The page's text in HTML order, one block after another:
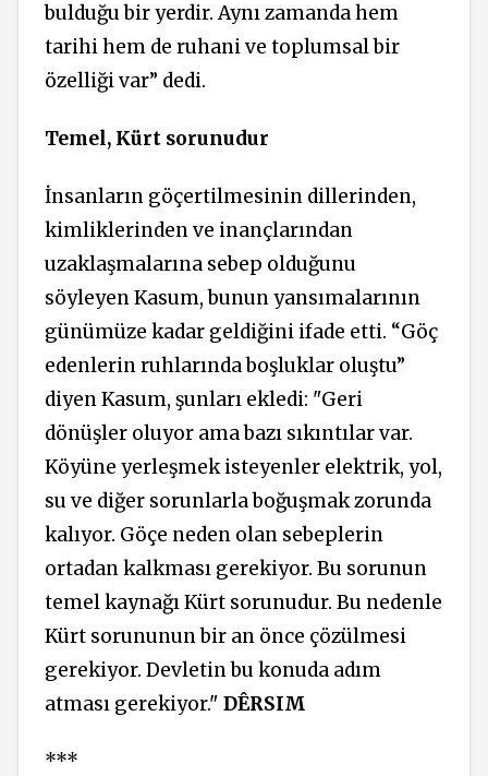
bulduğu bir yerdir. Aynı zamanda hem
tarihi hem de ruhani ve toplumsal bir
özelliği var” dedi.
Temel, Kürt sorunudur
İnsanların göçertilmesinin dillerinden,
kimliklerinden ve inançlarından
uzaklaşmalarına sebep olduğunu
söyleyen Kasum, bunun yansımalarının
günümüze kadar geldiğini ifade etti. “Göç
edenlerin ruhlarında boşluklar oluştu”
diyen Kasum, şunları ekledi: "Geri
dönüşler oluyor ama bazı sıkıntılar var.
Köyüne yerleşmek isteyenler elektrik, yol,
su ve diğer sorunlarla boğuşmak zorunda
kalıyor. Göçe neden olan sebeplerin
ortadan kalkması gerekiyor. Bu sorunun
temel kaynağı Kürt sorunudur. Bu nedenle
Kürt sorununun bir an önce çözülmesi
gerekiyor. Devletin bu konuda adım
atması gerekiyor." DÊRSIM
***